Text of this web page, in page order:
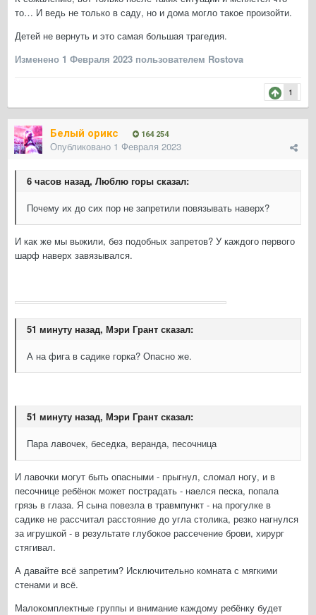
то… И ведь не только в саду, но и дома могло такое произойти.
Детей не вернуть и это самая большая трагедия.
Изменено 1 Февраля 2023 пользователем Rostova
1
Белый орикс 164 254
Опубликовано 1 Февраля 2023
6 часов назад, Люблю горы сказал:
Почему их до сих пор не запретили повязывать наверх?
И как же мы выжили, без подобных запретов? У каждого первого
шарф наверх завязывался.
51 минуту назад, Мэри Грант сказал:
А на фига в садике горка? Опасно же.
51 минуту назад, Мэри Грант сказал:
Пара лавочек, беседка, веранда, песочница
И лавочки могут быть опасными - прыгнул, сломал ногу, и в
песочнице ребёнок может пострадать - наелся песка, попала
грязь в глаза. Я сына повезла в травмпункт - на прогулке в
садике не рассчитал расстояние до угла столика, резко нагнулся
за игрушкой - в результате глубокое рассечение брови, хирург
стягивал.
А давайте всё запретим? Исключительно комната с мягкими
стенами и всё.
Малокомплектные группы и внимание каждому ребёнку будет